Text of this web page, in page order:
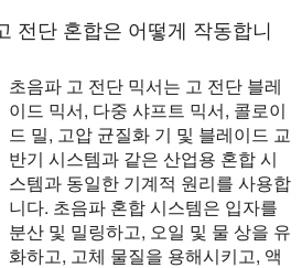
전단 혼합은 어떻게 작동합니
초음파 고 전단 믹서는 고 전단 블레
이드 믹서, 다중 샤프트 믹서, 콜로이
드 밀, 고압 균질화 기 및 블레이드 교
반기 시스템과 같은 산업용 혼합 시
스템과 동일한 기계적 원리를 사용합
니다. 초음파 혼합 시스템은 입자를
분산 및 밀링하고, 오일 및 물 상을 유
화하고, 고체 물질을 용해시키고, 액